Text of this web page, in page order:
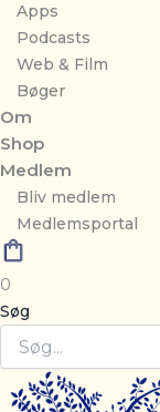
Apps
Podcasts
Web & Film
Bøger
Om
Shop
Medlem
Bliv medlem
Medlemsportal
0
Søg